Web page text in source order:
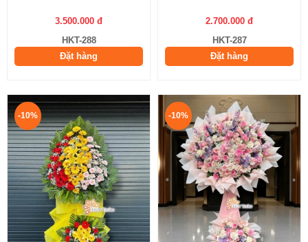
3.500.000 đ
HKT-288
Đặt hàng
2.700.000 đ
HKT-287
Đặt hàng
-10% -10%